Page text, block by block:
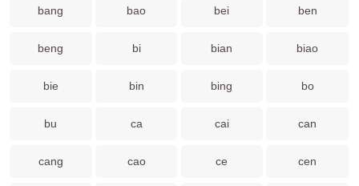
bang bao bei ben
beng bi bian biao
bie bin bing bo
bu ca cai can
cang cao ce cen